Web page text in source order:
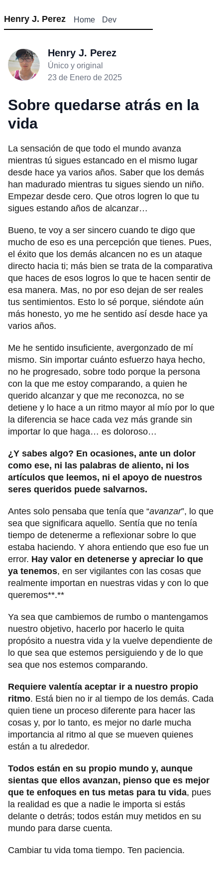
Henry J. Perez Home Dev
Henry J. Perez
Único y original
23 de Enero de 2025
Sobre quedarse atrás en la
vida
La sensación de que todo el mundo avanza
mientras tú sigues estancado en el mismo lugar
desde hace ya varios años. Saber que los demás
han madurado mientras tu sigues siendo un niño.
Empezar desde cero. Que otros logren lo que tu
sigues estando años de alcanzar…
Bueno, te voy a ser sincero cuando te digo que
mucho de eso es una percepción que tienes. Pues,
el éxito que los demás alcancen no es un ataque
directo hacia ti; más bien se trata de la comparativa
que haces de esos logros lo que te hacen sentir de
esa manera. Mas, no por eso dejan de ser reales
tus sentimientos. Esto lo sé porque, siéndote aún
más honesto, yo me he sentido así desde hace ya
varios años.
Me he sentido insuficiente, avergonzado de mí
mismo. Sin importar cuánto esfuerzo haya hecho,
no he progresado, sobre todo porque la persona
con la que me estoy comparando, a quien he
querido alcanzar y que me reconozca, no se
detiene y lo hace a un ritmo mayor al mío por lo que
la diferencia se hace cada vez más grande sin
importar lo que haga… es doloroso…
¿Y sabes algo? En ocasiones, ante un dolor
como ese, ni las palabras de aliento, ni los
artículos que leemos, ni el apoyo de nuestros
seres queridos puede salvarnos.
Antes solo pensaba que tenía que “avanzar”, lo que
sea que significara aquello. Sentía que no tenía
tiempo de detenerme a reflexionar sobre lo que
estaba haciendo. Y ahora entiendo que eso fue un
error. Hay valor en detenerse y apreciar lo que
ya tenemos, en ser vigilantes con las cosas que
realmente importan en nuestras vidas y con lo que
queremos**.**
Ya sea que cambiemos de rumbo o mantengamos
nuestro objetivo, hacerlo por hacerlo le quita
propósito a nuestra vida y la vuelve dependiente de
lo que sea que estemos persiguiendo y de lo que
sea que nos estemos comparando.
Requiere valentía aceptar ir a nuestro propio
ritmo. Está bien no ir al tiempo de los demás. Cada
quien tiene un proceso diferente para hacer las
cosas y, por lo tanto, es mejor no darle mucha
importancia al ritmo al que se mueven quienes
están a tu alrededor.
Todos están en su propio mundo y, aunque
sientas que ellos avanzan, pienso que es mejor
que te enfoques en tus metas para tu vida, pues
la realidad es que a nadie le importa si estás
delante o detrás; todos están muy metidos en su
mundo para darse cuenta.
Cambiar tu vida toma tiempo. Ten paciencia.